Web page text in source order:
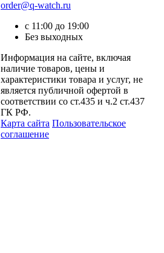
order@q-watch.ru
с 11:00 до 19:00
Без выходных
Информация на сайте, включая
наличие товаров, цены и
характеристики товара и услуг, не
является публичной офертой в
соответствии со ст.435 и ч.2 ст.437
ГК РФ.
Карта сайта Пользовательское
соглашение